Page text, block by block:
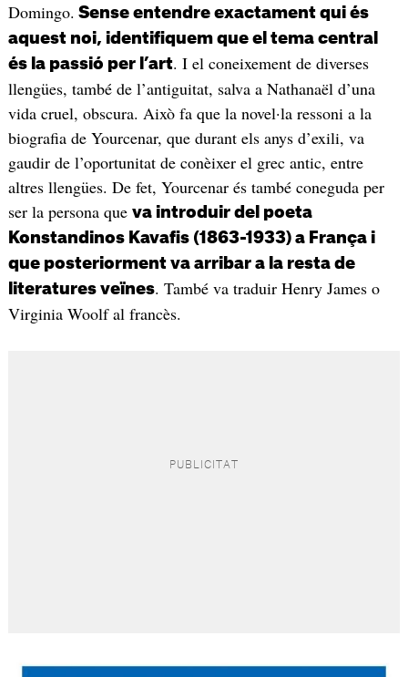
Domingo. Sense entendre exactament qui és
aquest noi, identifiquem que el tema central
és la passió per l’art. I el coneixement de diverses
llengües, també de l’antiguitat, salva a Nathanaël d’una
vida cruel, obscura. Això fa que la novel·la ressoni a la
biografia de Yourcenar, que durant els anys d’exili, va
gaudir de l’oportunitat de conèixer el grec antic, entre
altres llengües. De fet, Yourcenar és també coneguda per
ser la persona que va introduir del poeta
Konstandinos Kavafis (1863-1933) a França i
que posteriorment va arribar a la resta de
literatures veïnes. També va traduir Henry James o
Virginia Woolf al francès.